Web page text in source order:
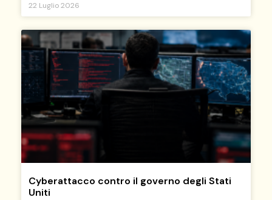
22 Luglio 2026
Cyberattacco contro il governo degli Stati
Uniti